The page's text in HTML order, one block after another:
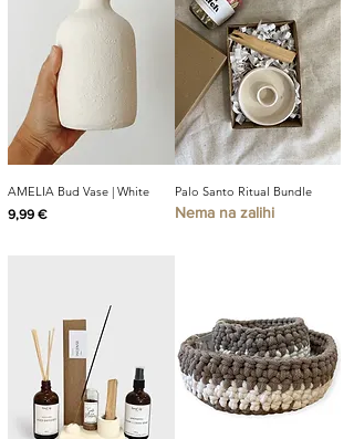
AMELIA Bud Vase | White
Cijena
9,99 €
Palo Santo Ritual Bundle
Nema na zalihi